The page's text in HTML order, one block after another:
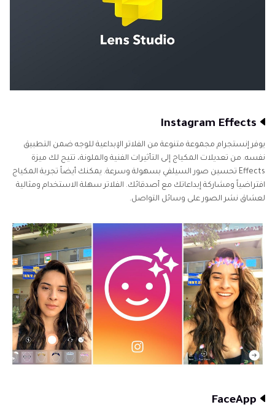
Instagram Effects
يوفر إنستجرام مجموعة متنوعة من الفلاتر الإبداعية للوجه ضمن التطبيق
نفسه. من تعديلات المكياج إلى التأثيرات الفنية والملونة، تتيح لك ميزة
Effects تحسين صور السيلفي بسهولة وسرعة. يمكنك أيضاً تجربة المكياج
افتراضياً ومشاركة إبداعاتك مع أصدقائك. الفلاتر سهلة الاستخدام ومثالية
لعشاق نشر الصور على وسائل التواصل.
FaceApp